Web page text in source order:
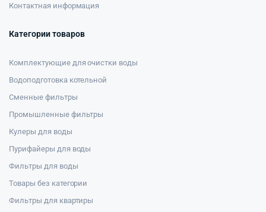
Контактная информация
Категории товаров
Комплектующие для очистки воды
Водоподготовка котельной
Сменные фильтры
Промышленные фильтры
Кулеры для воды
Пурифайеры для воды
Фильтры для воды
Товары без категории
Фильтры для квартиры